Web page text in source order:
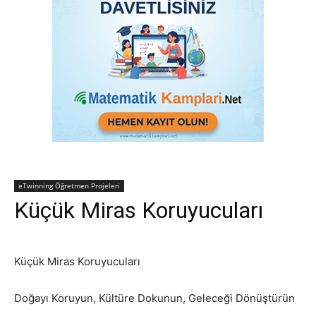
eTwinning Öğretmen Projeleri
Küçük Miras Koruyucuları
Küçük Miras Koruyucuları
Doğayı Koruyun, Kültüre Dokunun, Geleceği Dönüştürün